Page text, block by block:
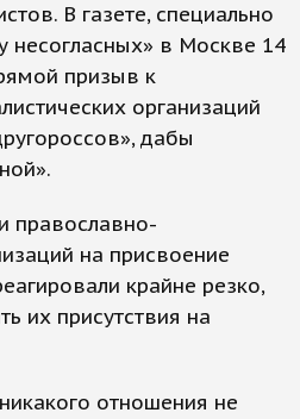
В газете, специально
в Москве 14
призыв к
организаций
дабы
православно-
на присвоение
крайне резко,
их присутствия на
отношения не